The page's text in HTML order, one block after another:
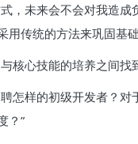
，未来会不会对我造成
用传统的方法来巩固基
核心技能的培养之间找
怎样的初级开发者？对
？”